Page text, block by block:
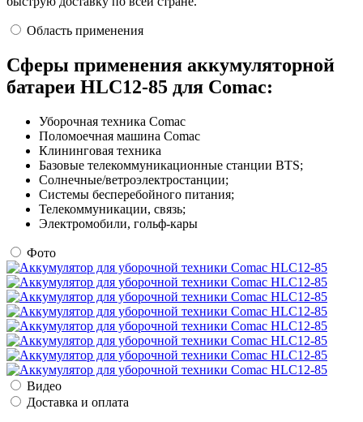
Область применения
Сферы применения аккумуляторной
батареи HLC12-85 для Comac:
Уборочная техника Comac
Поломоечная машина Comac
Клининговая техника
Базовые телекоммуникационные станции BTS;
Солнечные/ветроэлектростанции;
Системы бесперебойного питания;
Телекоммуникации, связь;
Электромобили, гольф-кары
Фото
Видео
Доставка и оплата